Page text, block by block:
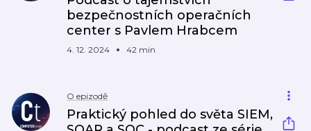
bezpečnostních operačních
center s Pavlem Hrabcem
4. 12. 2024 42 min
O epizodě
Praktický pohled do světa SIEM,